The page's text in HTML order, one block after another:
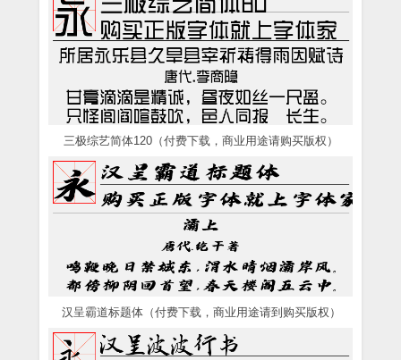
三极综艺简体120（付费下载，商业用途请购买版权）
汉呈霸道标题体（付费下载，商业用途请到购买版权）